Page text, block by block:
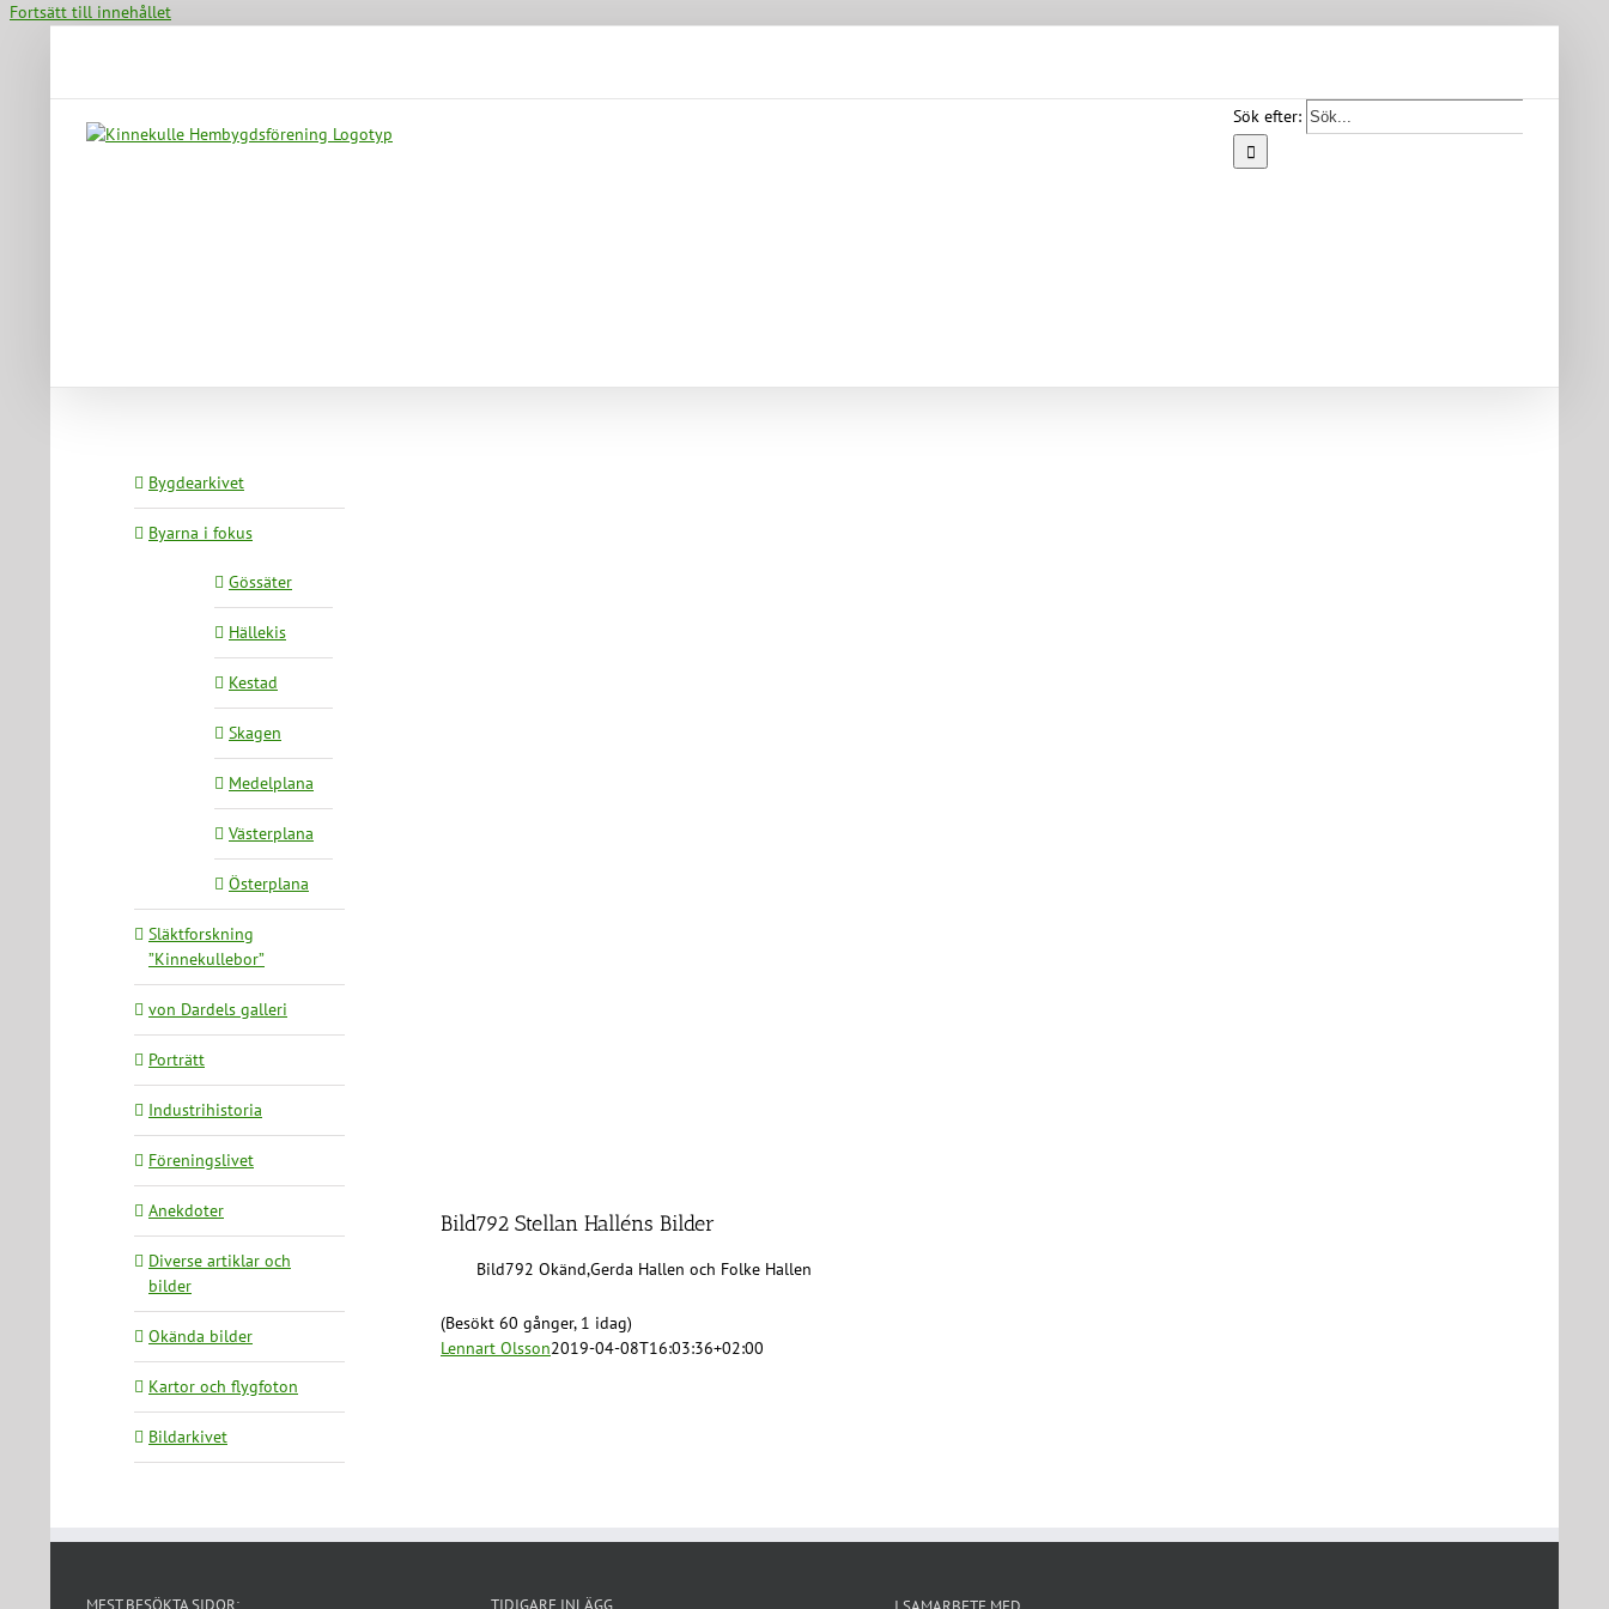
Fortsätt till innehållet
Sök efter:
Bild792 Stellan Halléns Bilder
Bild792 Okänd,Gerda Hallen och Folke Hallen
(Besökt 60 gånger, 1 idag)
Lennart Olsson2019-04-08T16:03:36+02:00
Bygdearkivet
Byarna i fokus
Gössäter
Hällekis
Kestad
Skagen
Medelplana
Västerplana
Österplana
Släktforskning
”Kinnekullebor”
von Dardels galleri
Porträtt
Industrihistoria
Föreningslivet
Anekdoter
Diverse artiklar och
bilder
Okända bilder
Kartor och flygfoton
Bildarkivet
MEST BESÖKTA SIDOR: TIDIGARE INLÄGG